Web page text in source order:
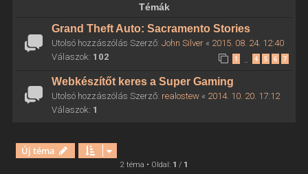
Témák
Grand Theft Auto: Sacramento Stories
Utolsó hozzászólás Szerző: John Silver« 2015. 08. 24. 12:40
Válaszok: 102 1 4 5 6 7
Webkészítőt keres a Super Gaming
Utolsó hozzászólás Szerző: realostew« 2014. 10. 20. 17:12
Válaszok: 1
Új téma
2 téma • Oldal: 1 / 1